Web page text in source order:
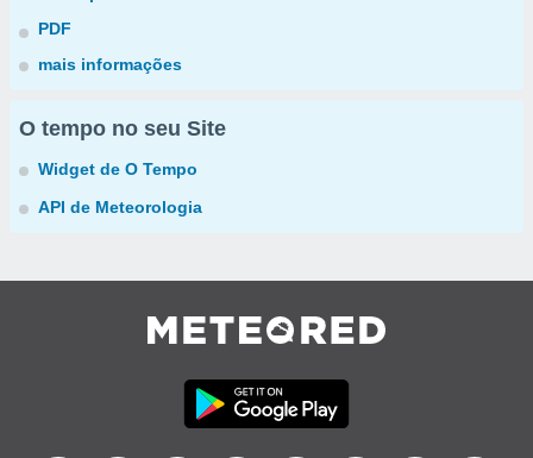
PDF
mais informações
O tempo no seu Site
Widget de O Tempo
API de Meteorologia